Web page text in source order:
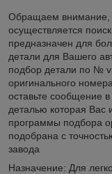
Обращаем внимание,
осуществляется
предназначен для
детали для Вашего
подбор детали по №
оригинального
оставьте сообщение
деталью которая Вас
программы подбора
подобрана с
завода
Назначение: Для